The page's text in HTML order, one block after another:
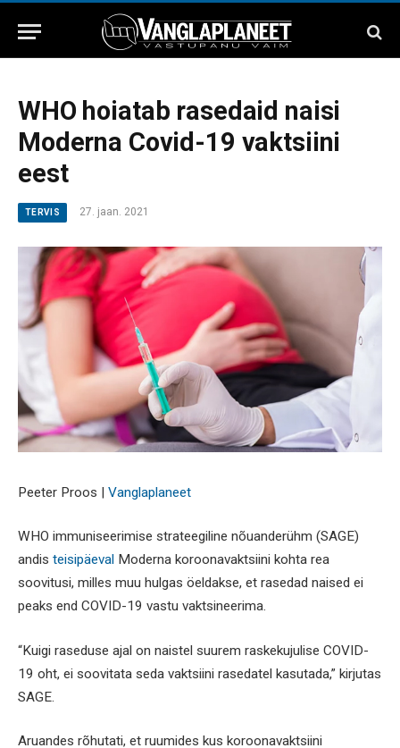
WHO hoiatab rasedaid naisi
Moderna Covid-19 vaktsiini
eest
TERVIS 27. jaan. 2021
Peeter Proos | Vanglaplaneet
WHO immuniseerimise strateegiline nõuanderühm (SAGE)
andis teisipäeval Moderna koroonavaktsiini kohta rea ​​
soovitusi, milles muu hulgas öeldakse, et rasedad naised ei
peaks end COVID-19 vastu vaktsineerima.
“Kuigi raseduse ajal on naistel suurem raskekujulise COVID-
19 oht, ei soovitata seda vaktsiini rasedatel kasutada,” kirjutas
SAGE.
Aruandes rõhutati, et ruumides kus koroonavaktsiini